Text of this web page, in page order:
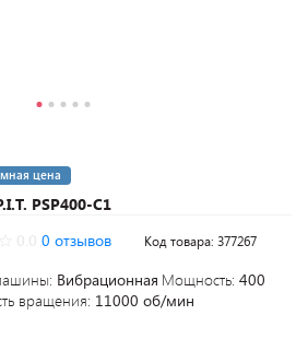
PSP400-C1
цена
0 отзывов Код товара: 377267
Вибрационная Мощность: 400
вращения: 11000 об/мин